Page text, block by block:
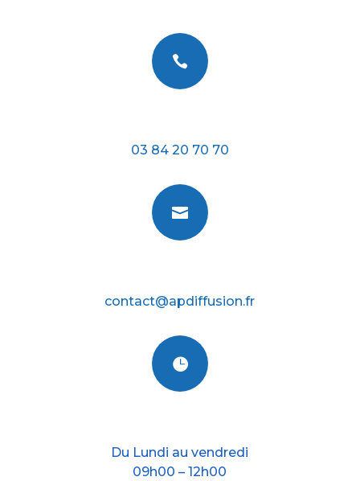

03 84 20 70 70

contact@apdiffusion.fr

Du Lundi au vendredi
09h00 – 12h00